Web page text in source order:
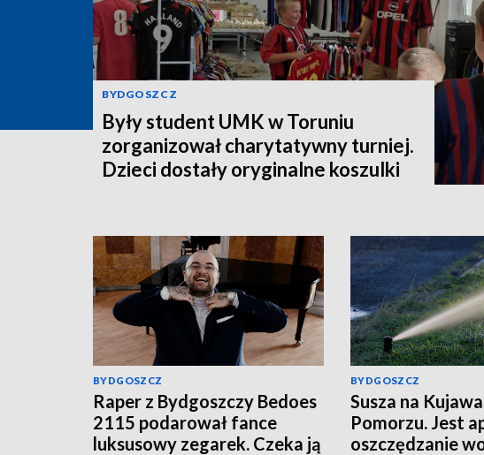
BYDGOSZCZ
Były student UMK w Toruniu
zorganizował charytatywny turniej.
Dzieci dostały oryginalne koszulki
BYDGOSZCZ
Raper z Bydgoszczy Bedoes
2115 podarował fance
luksusowy zegarek. Czeka ją
BYDGOSZCZ
Susza na
Pomorzu. Jest
oszczędzanie